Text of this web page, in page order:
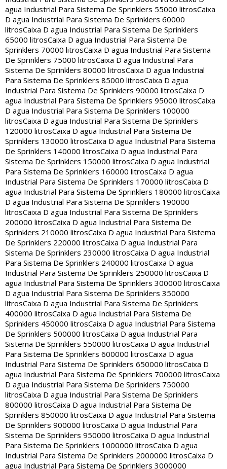
agua Industrial Para Sistema De Sprinklers 55000 litrosCaixa
D agua Industrial Para Sistema De Sprinklers 60000
litrosCaixa D agua Industrial Para Sistema De Sprinklers
65000 litrosCaixa D agua Industrial Para Sistema De
Sprinklers 70000 litrosCaixa D agua Industrial Para Sistema
De Sprinklers 75000 litrosCaixa D agua Industrial Para
Sistema De Sprinklers 80000 litrosCaixa D agua Industrial
Para Sistema De Sprinklers 85000 litrosCaixa D agua
Industrial Para Sistema De Sprinklers 90000 litrosCaixa D
agua Industrial Para Sistema De Sprinklers 95000 litrosCaixa
D agua Industrial Para Sistema De Sprinklers 100000
litrosCaixa D agua Industrial Para Sistema De Sprinklers
120000 litrosCaixa D agua Industrial Para Sistema De
Sprinklers 130000 litrosCaixa D agua Industrial Para Sistema
De Sprinklers 140000 litrosCaixa D agua Industrial Para
Sistema De Sprinklers 150000 litrosCaixa D agua Industrial
Para Sistema De Sprinklers 160000 litrosCaixa D agua
Industrial Para Sistema De Sprinklers 170000 litrosCaixa D
agua Industrial Para Sistema De Sprinklers 180000 litrosCaixa
D agua Industrial Para Sistema De Sprinklers 190000
litrosCaixa D agua Industrial Para Sistema De Sprinklers
200000 litrosCaixa D agua Industrial Para Sistema De
Sprinklers 210000 litrosCaixa D agua Industrial Para Sistema
De Sprinklers 220000 litrosCaixa D agua Industrial Para
Sistema De Sprinklers 230000 litrosCaixa D agua Industrial
Para Sistema De Sprinklers 240000 litrosCaixa D agua
Industrial Para Sistema De Sprinklers 250000 litrosCaixa D
agua Industrial Para Sistema De Sprinklers 300000 litrosCaixa
D agua Industrial Para Sistema De Sprinklers 350000
litrosCaixa D agua Industrial Para Sistema De Sprinklers
400000 litrosCaixa D agua Industrial Para Sistema De
Sprinklers 450000 litrosCaixa D agua Industrial Para Sistema
De Sprinklers 500000 litrosCaixa D agua Industrial Para
Sistema De Sprinklers 550000 litrosCaixa D agua Industrial
Para Sistema De Sprinklers 600000 litrosCaixa D agua
Industrial Para Sistema De Sprinklers 650000 litrosCaixa D
agua Industrial Para Sistema De Sprinklers 700000 litrosCaixa
D agua Industrial Para Sistema De Sprinklers 750000
litrosCaixa D agua Industrial Para Sistema De Sprinklers
800000 litrosCaixa D agua Industrial Para Sistema De
Sprinklers 850000 litrosCaixa D agua Industrial Para Sistema
De Sprinklers 900000 litrosCaixa D agua Industrial Para
Sistema De Sprinklers 950000 litrosCaixa D agua Industrial
Para Sistema De Sprinklers 1000000 litrosCaixa D agua
Industrial Para Sistema De Sprinklers 2000000 litrosCaixa D
agua Industrial Para Sistema De Sprinklers 3000000